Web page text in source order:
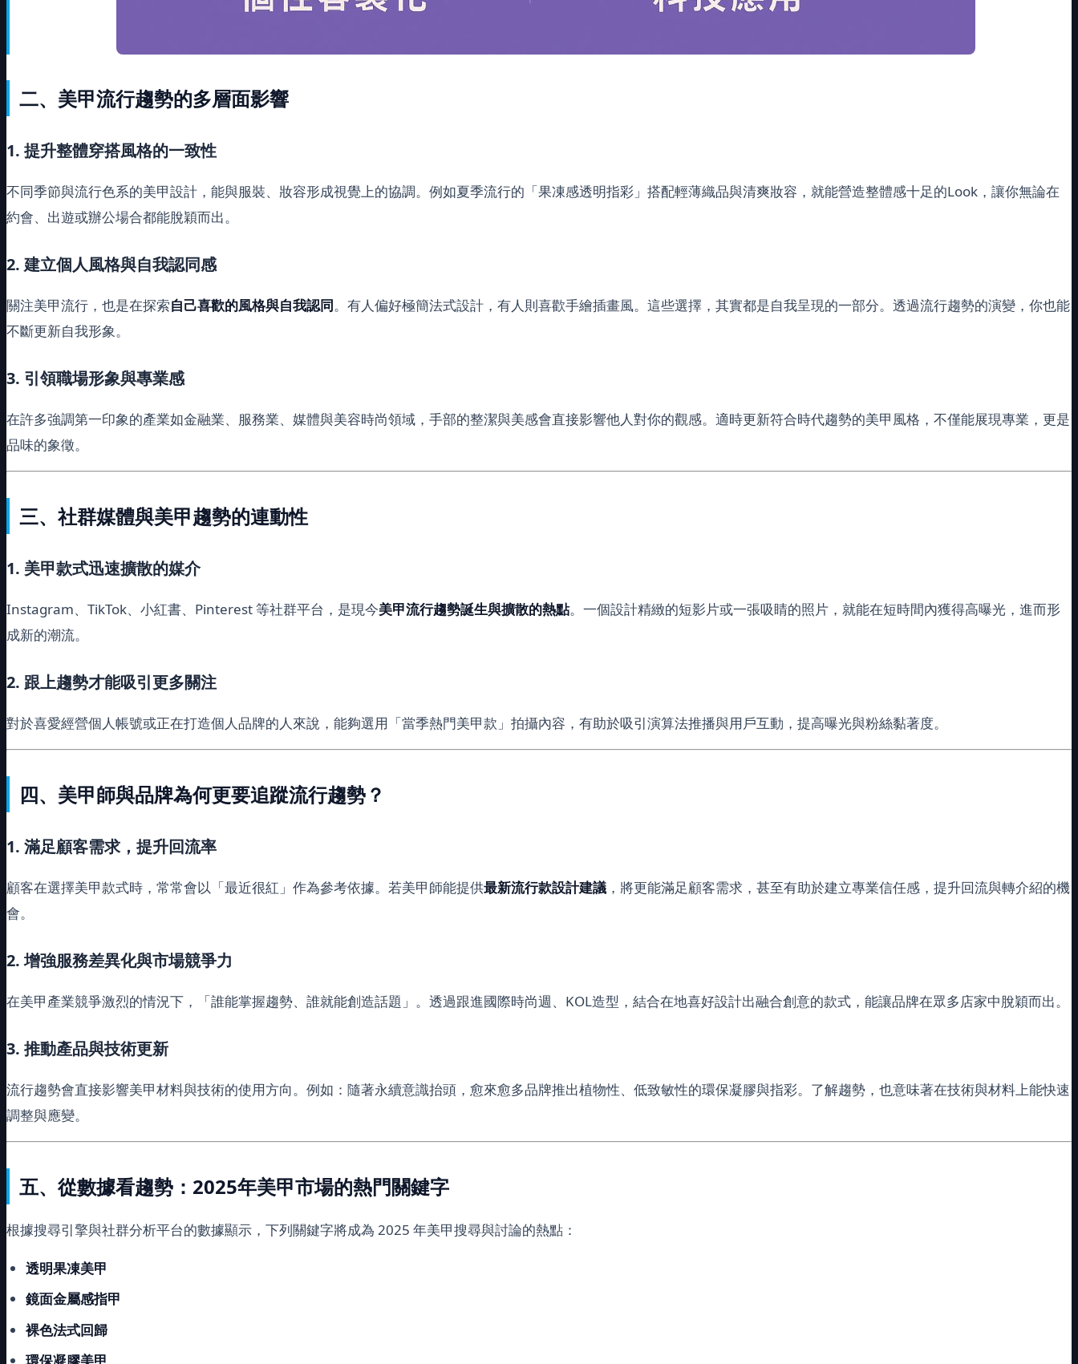
二、美甲流行趨勢的多層面影響
1. 提升整體穿搭風格的一致性
不同季節與流行色系的美甲設計，能與服裝、妝容形成視覺上的協調。例如夏季流行的「果凍感透明指彩」搭配輕薄織品與清爽妝容，就能營造整體感十足的Look，讓你無論在
約會、出遊或辦公場合都能脫穎而出。
2. 建立個人風格與自我認同感
關注美甲流行，也是在探索自己喜歡的風格與自我認同。有人偏好極簡法式設計，有人則喜歡手繪插畫風。這些選擇，其實都是自我呈現的一部分。透過流行趨勢的演變，你也能
不斷更新自我形象。
3. 引領職場形象與專業感
在許多強調第一印象的產業如金融業、服務業、媒體與美容時尚領域，手部的整潔與美感會直接影響他人對你的觀感。適時更新符合時代趨勢的美甲風格，不僅能展現專業，更是
品味的象徵。
三、社群媒體與美甲趨勢的連動性
1. 美甲款式迅速擴散的媒介
Instagram、TikTok、小紅書、Pinterest 等社群平台，是現今美甲流行趨勢誕生與擴散的熱點。一個設計精緻的短影片或一張吸睛的照片，就能在短時間內獲得高曝光，進而形
成新的潮流。
2. 跟上趨勢才能吸引更多關注
對於喜愛經營個人帳號或正在打造個人品牌的人來說，能夠選用「當季熱門美甲款」拍攝內容，有助於吸引演算法推播與用戶互動，提高曝光與粉絲黏著度。
四、美甲師與品牌為何更要追蹤流行趨勢？
1. 滿足顧客需求，提升回流率
顧客在選擇美甲款式時，常常會以「最近很紅」作為參考依據。若美甲師能提供最新流行款設計建議 ，將更能滿足顧客需求，甚至有助於建立專業信任感，提升回流與轉介紹的機
會。
2. 增強服務差異化與市場競爭力
在美甲產業競爭激烈的情況下，「誰能掌握趨勢、誰就能創造話題」。透過跟進國際時尚週、KOL造型，結合在地喜好設計出融合創意的款式，能讓品牌在眾多店家中脫穎而出。
3. 推動產品與技術更新
流行趨勢會直接影響美甲材料與技術的使用方向。例如：隨著永續意識抬頭，愈來愈多品牌推出植物性、低致敏性的環保凝膠與指彩。了解趨勢，也意味著在技術與材料上能快速
調整與應變。
五、從數據看趨勢：2025年美甲市場的熱門關鍵字
根據搜尋引擎與社群分析平台的數據顯示，下列關鍵字將成為 2025 年美甲搜尋與討論的熱點：
透明果凍美甲
鏡面金屬感指甲
裸色法式回歸